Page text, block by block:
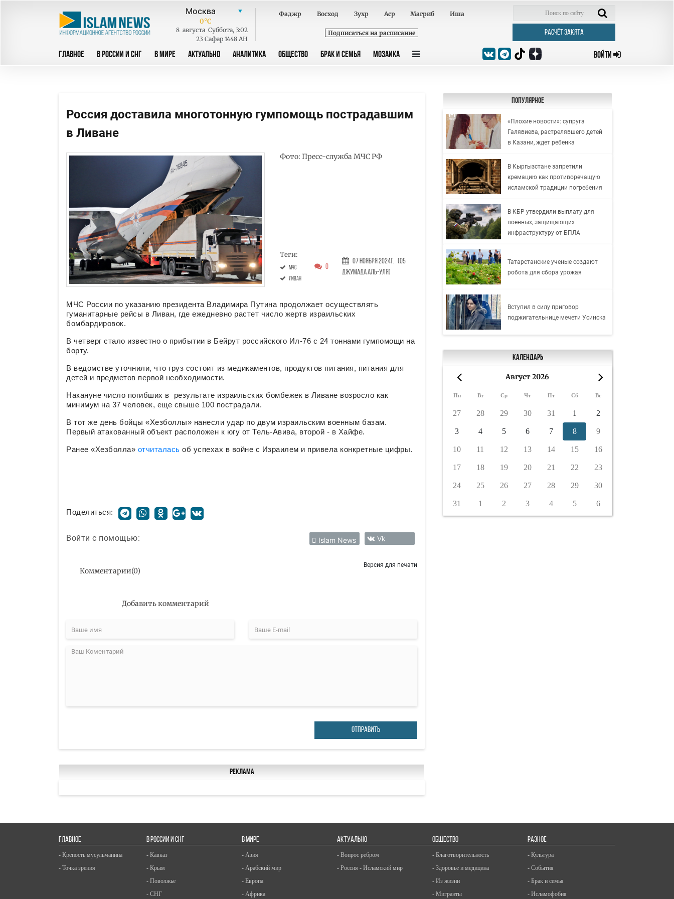
0°C
8 августа Суббота, 3:02
23 Сафар 1448 AH
Фаджр Восход Зухр Аср Магриб Иша
Подписаться на расписание РАСЧЁТ ЗАКЯТА
ГЛАВНОЕ В РОССИИ И СНГ В МИРЕ АКТУАЛЬНО АНАЛИТИКА ОБЩЕСТВО БРАК И СЕМЬЯ МОЗАИКА ВОЙТИ
Россия доставила многотонную гумпомощь пострадавшим
в Ливане
Фото: Пресс-служба МЧС РФ
Теги:
МЧС
Ливан
0
07 Ноября 2024г. (05
Джумада аль-уля)
МЧС России по указанию президента Владимира Путина продолжает осуществлять
гуманитарные рейсы в Ливан, где ежедневно растет число жертв израильских
бомбардировок.
В четверг стало известно о прибытии в Бейрут российского Ил-76 с 24 тоннами гумпомощи на
борту.
В ведомстве уточнили, что груз состоит из медикаментов, продуктов питания, питания для
детей и предметов первой необходимости.
Накануне число погибших в результате израильских бомбежек в Ливане возросло как
минимум на 37 человек, еще свыше 100 пострадали.
В тот же день бойцы «Хезболлы» нанесли удар по двум израильским военным базам.
Первый атакованный объект расположен к югу от Тель-Авива, второй - в Хайфе.
Ранее «Хезболла» отчиталась об успехах в войне с Израилем и привела конкретные цифры.
Поделиться:
Войти с помощью: Islam News Vk
Комментарии(0)
Версия для печати
Добавить комментарий
ОТПРАВИТЬ
Реклама
Популярное
«Плохие новости»: супруга
Галявиева, растрелявшего детей
в Казани, ждет ребенка
В Кыргызстане запретили
кремацию как противоречащую
исламской традиции погребения
В КБР утвердили выплату для
военных, защищающих
инфраструктуру от БПЛА
Татарстанские ученые создают
робота для сбора урожая
Вступил в силу приговор
поджигательнице мечети Усинска
Календарь
Август 2026
Пн Вт Ср Чт Пт Сб Вс
27 28 29 30 31 1 2
3 4 5 6 7 8 9
10 11 12 13 14 15 16
17 18 19 20 21 22 23
24 25 26 27 28 29 30
31 1 2 3 4 5 6
ГЛАВНОЕ
- Крепость мусульманина
- Точка зрения
В РОССИИ И СНГ
- Кавказ
- Крым
- Поволжье
- СНГ
В МИРЕ
- Азия
- Арабский мир
- Европа
- Африка
АКТУАЛЬНО
- Вопрос ребром
- Россия - Исламский мир
ОБЩЕСТВО
- Благотворительность
- Здоровье и медицина
- Из жизни
- Мигранты
РАЗНОЕ
- Культура
- События
- Брак и семья
- Исламофобия